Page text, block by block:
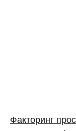
Факторинг